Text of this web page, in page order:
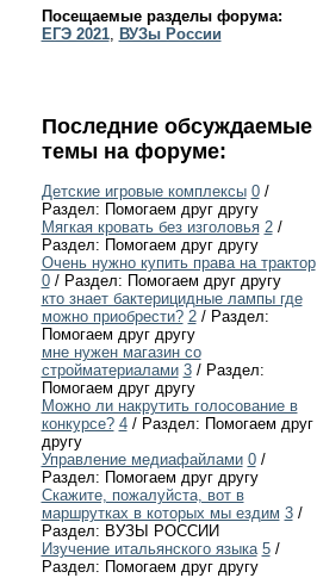
Посещаемые разделы форума:
ЕГЭ 2021, ВУЗы России
Последние обсуждаемые
темы на форуме:
Детские игровые комплексы 0/
Раздел: Помогаем друг другу
Мягкая кровать без изголовья 2/
Раздел: Помогаем друг другу
Очень нужно купить права на трактор
0/ Раздел: Помогаем друг другу
кто знает бактерицидные лампы где
можно приобрести? 2/ Раздел:
Помогаем друг другу
мне нужен магазин со
стройматериалами 3/ Раздел:
Помогаем друг другу
Можно ли накрутить голосование в
конкурсе? 4/ Раздел: Помогаем друг
другу
Управление медиафайлами 0/
Раздел: Помогаем друг другу
Скажите, пожалуйста, вот в
маршрутках в которых мы ездим 3/
Раздел: ВУЗЫ РОССИИ
Изучение итальянского языка 5/
Раздел: Помогаем друг другу